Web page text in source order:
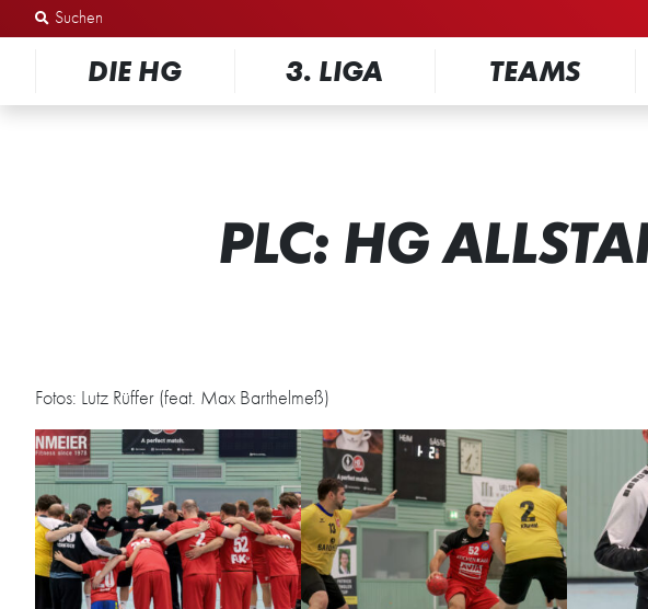
Zum Inhalt springen
DIE HG 3. LIGA TEAMS
PLC: HG
Fotos: Lutz Rüffer (feat. Max Barthelmeß)